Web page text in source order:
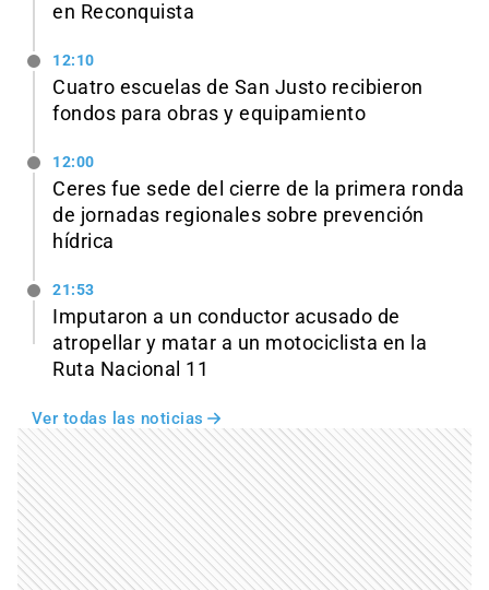
en Reconquista
12:10
Cuatro escuelas de San Justo recibieron
fondos para obras y equipamiento
12:00
Ceres fue sede del cierre de la primera ronda
de jornadas regionales sobre prevención
hídrica
21:53
Imputaron a un conductor acusado de
atropellar y matar a un motociclista en la
Ruta Nacional 11
Ver todas las noticias